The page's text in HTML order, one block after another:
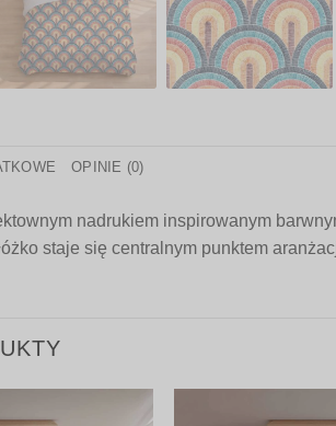
OPINIE (0)
nadrukiem inspirowanym
staje się centralnym punktem